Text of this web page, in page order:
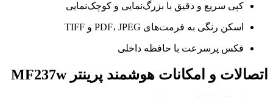
کپی سریع و دقیق با بزرگ‌نمایی و کوچک‌نمایی
اسکن رنگی به فرمت‌های PDF، JPEG و TIFF
فکس پرسرعت با حافظه داخلی
اتصالات و امکانات هوشمند پرینتر MF237w